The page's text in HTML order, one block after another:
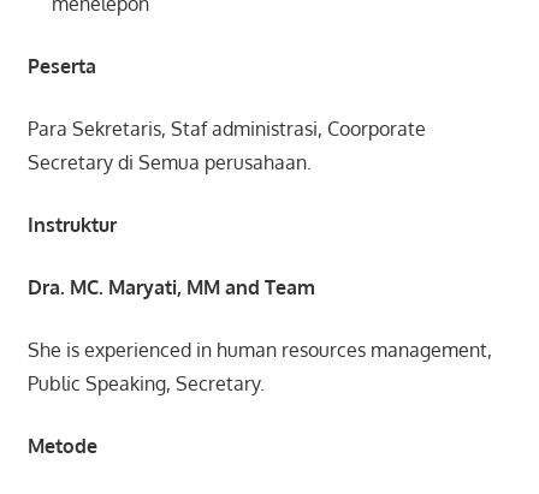
Peserta
Para Sekretaris, Staf administrasi, Coorporate
Secretary di Semua perusahaan.
Instruktur
Dra. MC. Maryati, MM and Team
She is experienced in human resources management,
Public Speaking, Secretary.
Metode